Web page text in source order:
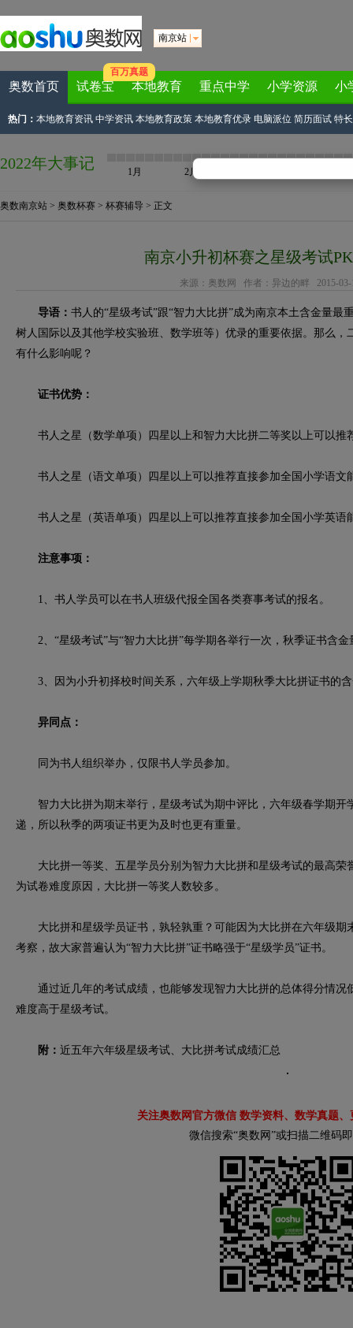
南京站
奥数首页 试卷宝
百万真题
本地教育 重点中学 小学资源 小
热门： 本地教育资讯 中学资讯 本地教育政策 本地教育优录 电脑派位 简历面试 特
2022年大事记 1月 2月
奥数南京站 > 奥数杯赛 > 杯赛辅导 > 正文
南京小升初杯赛之星级考试
来源： 奥数网 作者：异边的畔 2015-03-
导语： 书人的“星级考试”跟“智力大比拼”成为南京本土含金量最
树人国际以及其他学校实验班、数学班等）优录的重要依据。那么
有什么影响呢？
证书优势：
书人之星（数学单项）四星以上和智力大比拼二等奖以上可以推
书人之星（语文单项）四星以上可以推荐直接参加全国小学语文
书人之星（英语单项）四星以上可以推荐直接参加全国小学英语
注意事项：
1、书人学员可以在书人班级代报全国各类赛事考试的报名。
2、“星级考试”与“智力大比拼”每学期各举行一次，秋季证书含金
3、因为小升初择校时间关系，六年级上学期秋季大比拼证书的含
异同点：
同为书人组织举办，仅限书人学员参加。
智力大比拼为期末举行，星级考试为期中评比，六年级春学期开
递，所以秋季的两项证书更为及时也更有重量。
大比拼一等奖、五星学员分别为智力大比拼和星级考试的最高荣
为试卷难度原因，大比拼一等奖人数较多。
大比拼和星级学员证书，孰轻孰重？可能因为大比拼在六年级期
考察，故大家普遍认为“智力大比拼”证书略强于“星级学员”证书。
通过近几年的考试成绩，也能够发现智力大比拼的总体得分情况
难度高于星级考试。
附： 近五年六年级星级考试、大比拼考试成绩汇总
关注奥数网官方微信 数学资料、数学真题
微信搜索“奥数网”或扫描二维码